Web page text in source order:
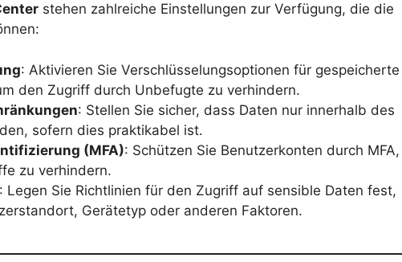
stehen zahlreiche Einstellungen zur Verfügung, die die
: Aktivieren Sie Verschlüsselungsoptionen für gespeicherte
den Zugriff durch Unbefugte zu verhindern.
: Stellen Sie sicher, dass Daten nur innerhalb des
sofern dies praktikabel ist.
(MFA): Schützen Sie Benutzerkonten durch MFA,
zu verhindern.
: Legen Sie Richtlinien für den Zugriff auf sensible Daten fest,
Gerätetyp oder anderen Faktoren.